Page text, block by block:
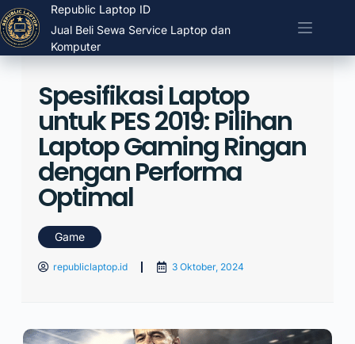
Republic Laptop ID
Jual Beli Sewa Service Laptop dan
Komputer
Spesifikasi Laptop
untuk PES 2019: Pilihan
Laptop Gaming Ringan
dengan Performa
Optimal
Game
republiclaptop.id 3 Oktober, 2024